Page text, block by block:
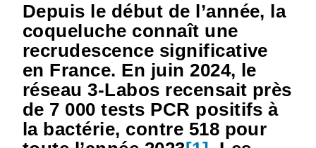
Depuis le début de l’année, la
coqueluche connaît une
recrudescence significative
en France. En juin 2024, le
réseau 3-Labos recensait près
de 7 000 tests PCR positifs à
la bactérie, contre 518 pour